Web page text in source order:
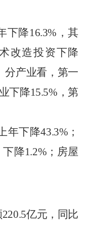
下降16.3% ，其
改造投资下降
分产业看，第一
下降15.5% ，第
年下降43.3% ；
下降1.2% ；房屋
220.5亿元，同比